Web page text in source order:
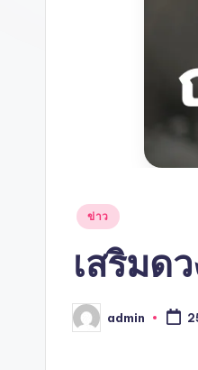
Posted
ข่าว
เสริมด
Posted
by
admin